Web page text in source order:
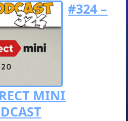
#324 –
MINI